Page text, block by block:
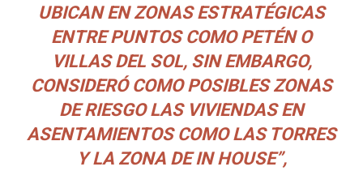
UBICAN EN ZONAS ESTRATÉGICAS
ENTRE PUNTOS COMO PETÉN O
VILLAS DEL SOL, SIN EMBARGO,
CONSIDERÓ COMO POSIBLES ZONAS
DE RIESGO LAS VIVIENDAS EN
ASENTAMIENTOS COMO LAS TORRES
Y LA ZONA DE IN HOUSE”,